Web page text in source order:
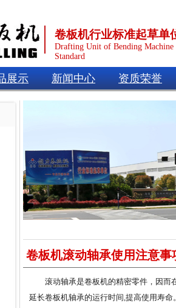
卷板机行业标准起草单
Drafting Unit of Bending Machine
Standard
展示 新闻中心 资质荣誉
卷板机滚动轴承使用注意事
滚动轴承是卷板机的精密零件，因而在
延长卷板机轴承的运行时间,提高使用寿